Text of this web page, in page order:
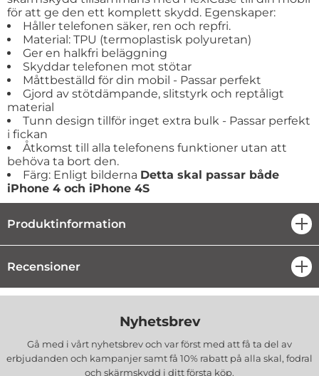
för att ge den ett komplett skydd. Egenskaper:
Håller telefonen säker, ren och repfri.
Material: TPU (termoplastisk polyuretan)
Ger en halkfri beläggning
Skyddar telefonen mot stötar
Måttbeställd för din mobil - Passar perfekt
Gjord av stötdämpande, slitstyrk och reptåligt
material
Tunn design tillför inget extra bulk - Passar perfekt
i fickan
Åtkomst till alla telefonens funktioner utan att
behöva ta bort den.
Färg: Enligt bilderna Detta skal passar både
iPhone 4 och iPhone 4S
Produktinformation
Recensioner
Nyhetsbrev
Gå med i vårt nyhetsbrev och var först med att få ta del av
erbjudanden och kampanjer samt få 10% rabatt på alla skal, fodral
och skärmskydd i ditt första köp.